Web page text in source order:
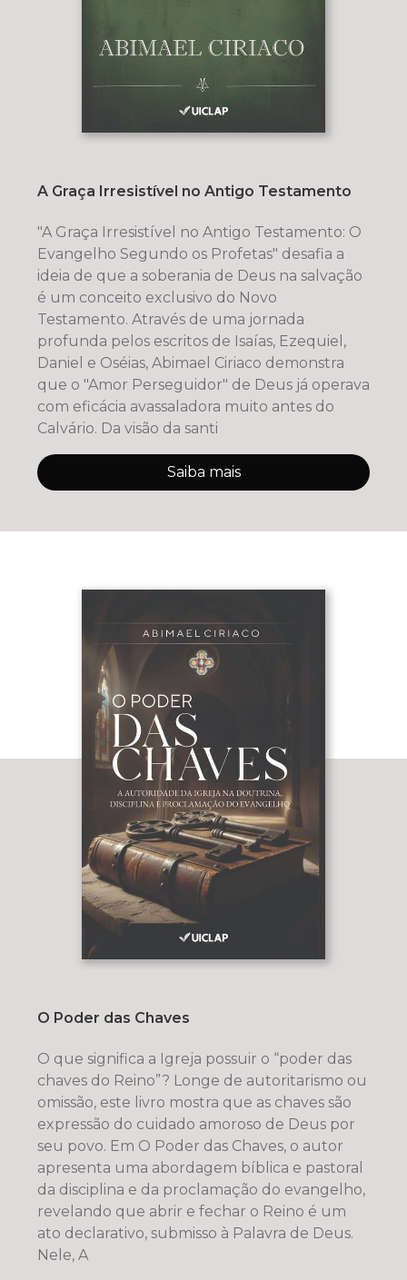
A Graça Irresistível no Antigo Testamento
"A Graça Irresistível no Antigo Testamento: O
Evangelho Segundo os Profetas" desafia a
ideia de que a soberania de Deus na salvação
é um conceito exclusivo do Novo
Testamento. Através de uma jornada
profunda pelos escritos de Isaías, Ezequiel,
Daniel e Oséias, Abimael Ciriaco demonstra
que o "Amor Perseguidor" de Deus já operava
com eficácia avassaladora muito antes do
Calvário. Da visão da santi
Saiba mais
O Poder das Chaves
O que significa a Igreja possuir o “poder das
chaves do Reino”? Longe de autoritarismo ou
omissão, este livro mostra que as chaves são
expressão do cuidado amoroso de Deus por
seu povo. Em O Poder das Chaves, o autor
apresenta uma abordagem bíblica e pastoral
da disciplina e da proclamação do evangelho,
revelando que abrir e fechar o Reino é um
ato declarativo, submisso à Palavra de Deus.
Nele, A